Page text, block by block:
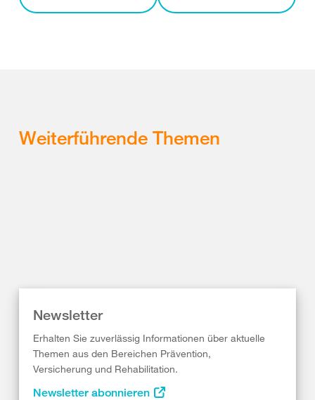
Weiterführende Themen
Newsletter
Erhalten Sie zuverlässig Informationen über aktuelle
Themen aus den Bereichen Prävention,
Versicherung und Rehabilitation.
Newsletter abonnieren